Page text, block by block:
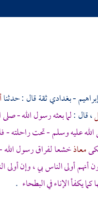
-بغدادي ثقة قال : حدثنا
، قال :لما بعثه رسول الله -
عليه وسلم - تحت راحلته -
معاذخشعا لفراق رسول الله
أنهم أولى الناس بي ، وإن
يكفأ الإناء في البطحاء .